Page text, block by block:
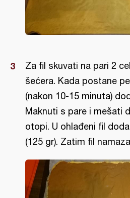
Za fil skuvati na pari 2
šećera. Kada postane
(nakon 10-15 minuta)
Maknuti s pare i mešati
otopi. U ohlađeni fil
(125 gr). Zatim fil